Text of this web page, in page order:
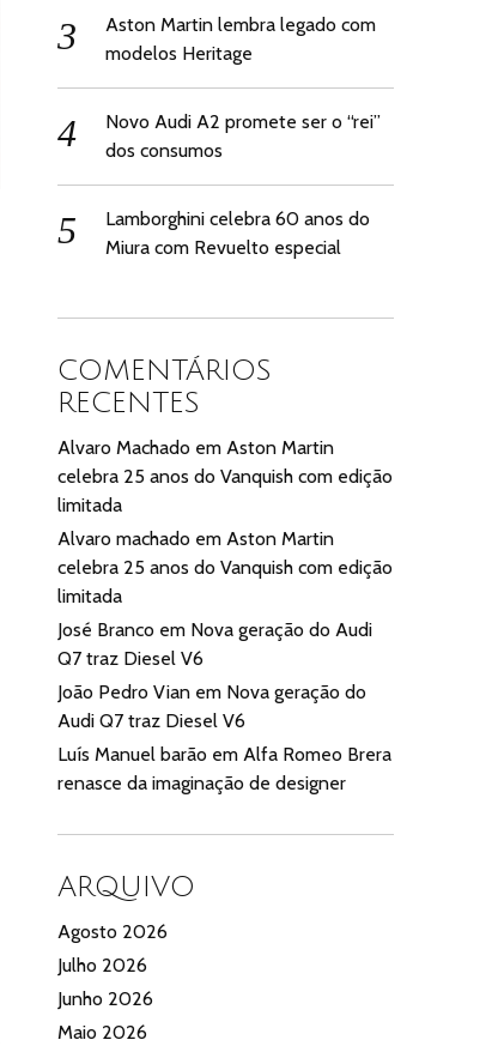
Aston Martin lembra legado com
modelos Heritage
Novo Audi A2 promete ser o “rei”
dos consumos
Lamborghini celebra 60 anos do
Miura com Revuelto especial
COMENTÁRIOS
RECENTES
Alvaro Machado emAston Martin
celebra 25 anos do Vanquish com edição
limitada
Alvaro machado emAston Martin
celebra 25 anos do Vanquish com edição
limitada
José Branco em Nova geração do Audi
Q7 traz Diesel V6
João Pedro Vian em Nova geração do
Audi Q7 traz Diesel V6
Luís Manuel barão emAlfa Romeo Brera
renasce da imaginação de designer
ARQUIVO
Agosto 2026
Julho 2026
Junho 2026
Maio 2026